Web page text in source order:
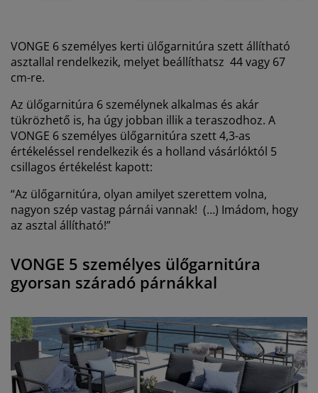
VONGE 6 személyes kerti ülőgarnitúra szett állítható
asztallal rendelkezik, melyet beállíthatsz 44 vagy 67
cm-re.
Az ülőgarnitúra 6 személynek alkalmas és akár
tükrözhető is, ha úgy jobban illik a teraszodhoz. A
VONGE 6 személyes ülőgarnitúra szett 4,3-as
értékeléssel rendelkezik és a holland vásárlóktól 5
csillagos értékelést kapott:
“Az ülőgarnitúra, olyan amilyet szerettem volna,
nagyon szép vastag párnái vannak! (…) Imádom, hogy
az asztal állítható!”
VONGE 5 személyes ülőgarnitúra
gyorsan száradó párnákkal